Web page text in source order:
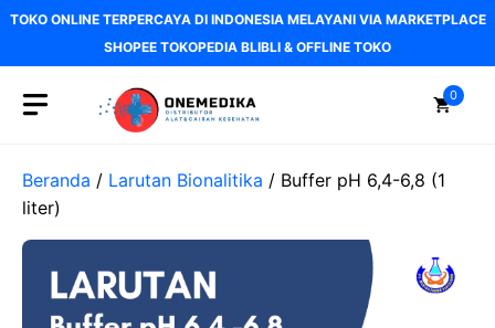
Langsung
isi
TOKO ONLINE TERPERCAYA DI INDONESIA MELAYANI VIA MARKETPLACE
SHOPEE TOKOPEDIA BLIBLI & OFFLINE TOKO
0
Beranda / Larutan Bionalitika / Buffer pH 6,4-6,8 (1
liter)